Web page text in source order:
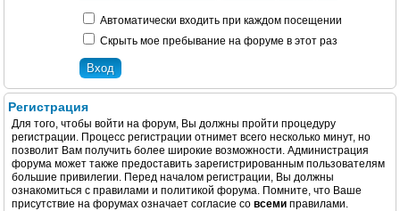
Автоматически входить при каждом посещении
Скрыть мое пребывание на форуме в этот раз
Регистрация
Для того, чтобы войти на форум, Вы должны пройти процедуру
регистрации. Процесс регистрации отнимет всего несколько минут, но
позволит Вам получить более широкие возможности. Администрация
форума может также предоставить зарегистрированным пользователям
большие привилегии. Перед началом регистрации, Вы должны
ознакомиться с правилами и политикой форума. Помните, что Ваше
присутствие на форумах означает согласие со всеми правилами.